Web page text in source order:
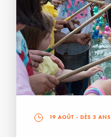
19 AOÛT - DÈS 3 ANS